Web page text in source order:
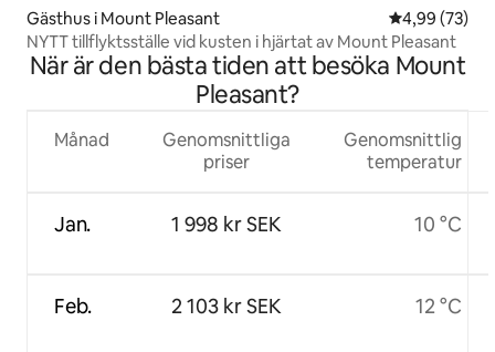
Gästhus i Mount Pleasant 4,99 av 5 i
4,99 (73)
NYTT tillflyktsställe vid kusten i hjärtat av Mount Pleasant
När är den bästa tiden att besöka Mount
Pleasant?
Månad
Jan.
Feb.
Genomsnittliga
priser
1 998 kr SEK
2 103 kr SEK
Genomsnittlig
temperatur
10 °C
12 °C